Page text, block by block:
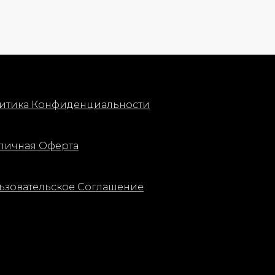
Конфиденциальности
Оферта
Соглашение